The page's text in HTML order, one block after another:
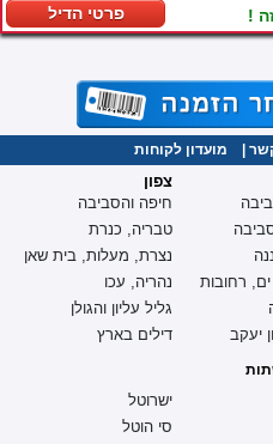
פרטי הדיל
מועדון לקוחות
צפון
חיפה והסביבה
טבריה, כנרת
נצרת, מעלות, בית שאן
נהריה, עכו
גליל עליון והגולן
דילים בארץ
רחובות
יעקב
ישרוטל
סי הוטל